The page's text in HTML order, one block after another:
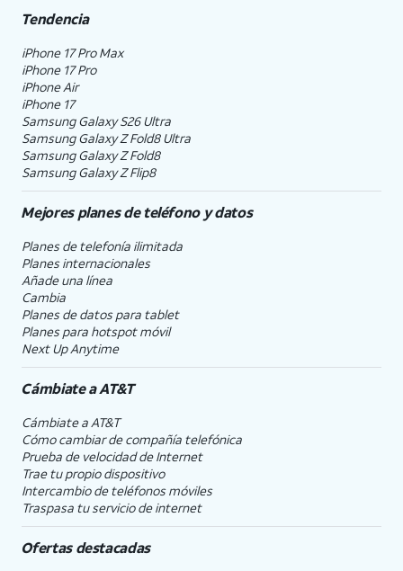
Tendencia
iPhone 17 Pro Max
iPhone 17 Pro
iPhone Air
iPhone 17
Samsung Galaxy S26 Ultra
Samsung Galaxy Z Fold8 Ultra
Samsung Galaxy Z Fold8
Samsung Galaxy Z Flip8
Mejores planes de teléfono y datos
Planes de telefonía ilimitada
Planes internacionales
Añade una línea
Cambia
Planes de datos para tablet
Planes para hotspot móvil
Next Up Anytime
Cámbiate aAT&T
Cámbiate a AT&T
Cómo cambiar de compañía telefónica
Prueba de velocidad de Internet
Trae tu propio dispositivo
Intercambio de teléfonos móviles
Traspasa tu servicio de internet
Ofertas destacadas